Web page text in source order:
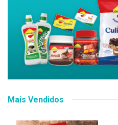
Mais Vendidos